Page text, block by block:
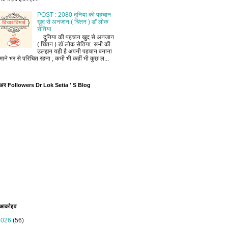
POST : 2080 दुनिया की पहचान
ख़ुद से अनजान ( चिंतन ) डॉ लोक
सेतिया
दुनिया की पहचान ख़ुद से अनजान
( चिंतन ) डॉ लोक सेतिया सभी की
उलझन यही है अपनी पहचान बनाना
भर से परिचित रहना , कभी भी कहीं भी कुछ ल...
Followers Dr Lok Setia ' S Blog
(56)